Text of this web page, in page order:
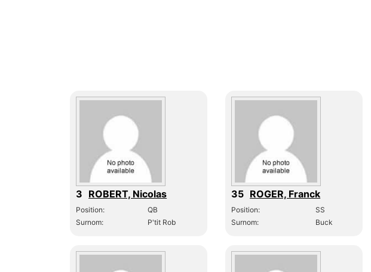
3 ROBERT, Nicolas
Position:
QB
Surnom:
P'tit Rob
35 ROGER, Franck
Position:
SS
Surnom:
Buck